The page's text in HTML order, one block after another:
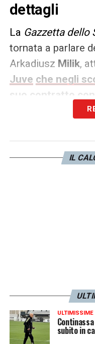
dettagli
La Gazzetta dello
tornata a parlare
Arkadiusz Milik,
Juve che negli
suo contratto
Ora potrebbe
Torino, più
nuova avventura
IL
ULTIMISSIME
subito in